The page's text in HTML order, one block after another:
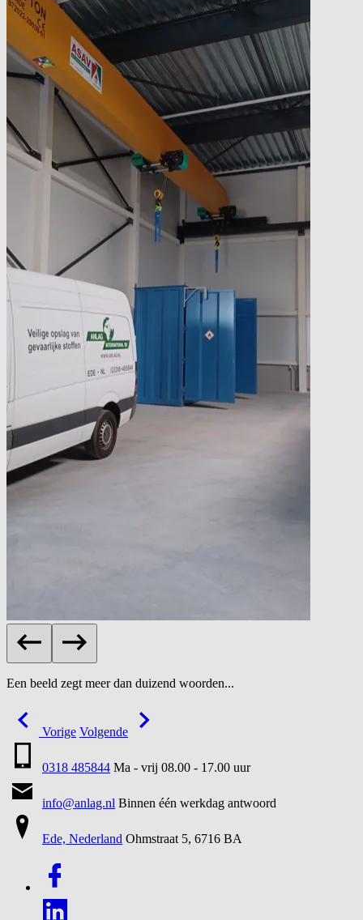
Een beeld zegt meer dan duizend woorden...
Vorige Volgende
0318 485844 Ma - vrij 08.00 - 17.00 uur
info@anlag.nl Binnen één werkdag antwoord
Ede, Nederland Ohmstraat 5, 6716 BA